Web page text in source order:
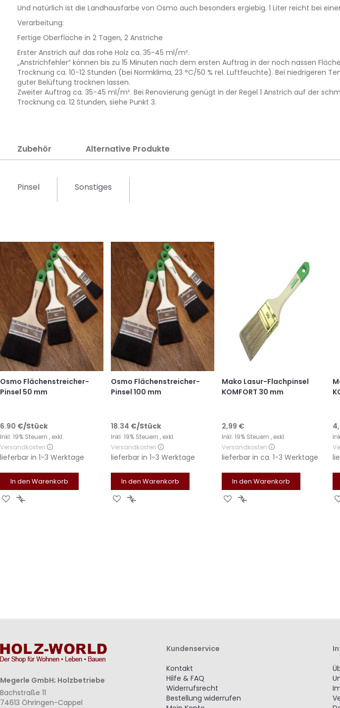
Und natürlich ist die Landhausfarbe von Osmo auch besonders ergiebig. 1 Liter reicht bei
Verarbeitung:
Fertige Oberfläche in 2 Tagen, 2 Anstriche
Erster Anstrich auf das rohe Holz ca. 35-45 ml/m².
„Anstrichfehler“ können bis zu 15 Minuten nach dem ersten Auftrag in der noch nassen
Trocknung ca. 10-12 Stunden (bei Normklima, 23 °C/50 % rel. Luftfeuchte). Bei
guter Belüftung trocknen lassen.
Zweiter Auftrag ca. 35-45 ml/m². Bei Renovierung genügt in der Regel 1 Anstrich auf der
Trocknung ca. 12 Stunden, siehe Punkt 3.
Zubehör
Pinsel
Osmo Flächenstreicher-
Pinsel 50 mm
6.90 €/Stück
Inkl. 19% Steuern , exkl.
Versandkosten
lieferbar in 1-3 Werktage
In den Warenkorb
Zur Zur
Osmo Flächenstreicher-
Pinsel 100 mm
18.34 €/Stück
Inkl. 19% Steuern , exkl.
Versandkosten
lieferbar in 1-3 Werktage
In den Warenkorb
Zur Zur
Mako Lasur-Flachpinsel
KOMFORT 30 mm
2,99 €
Inkl. 19% Steuern , exkl.
Versandkosten
lieferbar in ca. 1-3 Werktage
In den Warenkorb
Zur Zur
Sonstiges
Alternative Produkte
Megerle GmbH; Holzbetriebe
Bachstraße 11
74613 Öhringen-Cappel
Kundenservice
Kontakt
Hilfe & FAQ
Widerrufsrecht
Bestellung widerrufen